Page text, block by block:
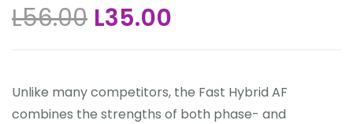
basado
en
L56.00 L35.00
Unlike many competitors, the Fast Hybrid AF
combines the strengths of both phase- and